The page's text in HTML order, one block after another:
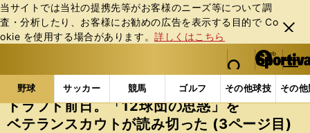
当サイトでは当社の提携先等がお客様のニーズ等について調
査・分析したり、お客様にお勧めの広告を表⽰する⽬的で Co
okie を使⽤する場合があります。詳しくはこちら
閉じ
る
web Sportiva (webスポルティーバ)
検索
マイペ
ー
ジ
メニュ
野球 サッカー 競馬 ゴルフ その他球技 その
b
ス
ポ
ル
野球の記事一覧 高校野球他 ドラフト前日。「12球
ドラフト前日。「12球団の思惑」を
ベテランスカウトが読み切った (3ページ目)